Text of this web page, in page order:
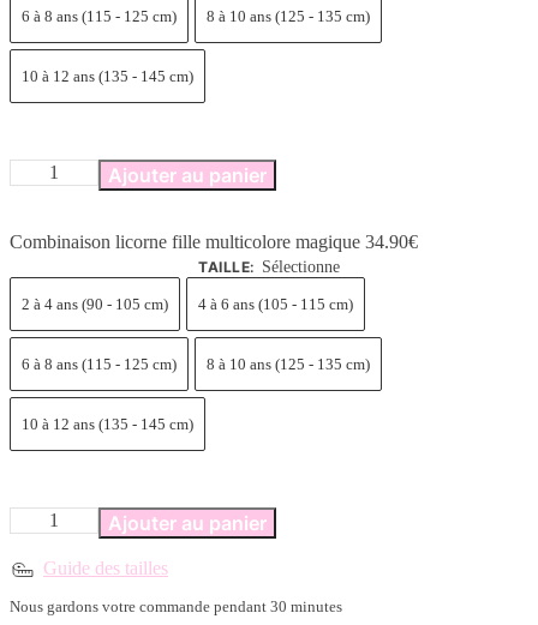
6 à 8 ans (115 - 125 cm) 8 à 10 ans (125 - 135 cm)
10 à 12 ans (135 - 145 cm)
quantité
de
licorne
fille
multicolore
magique
Ajouter au panier
Combinaison licorne fille multicolore magique 34.90€
TAILLE: Sélectionne
2 à 4 ans (90 - 105 cm) 4 à 6 ans (105 - 115 cm)
6 à 8 ans (115 - 125 cm) 8 à 10 ans (125 - 135 cm)
10 à 12 ans (135 - 145 cm)
quantité
de
Combinaison
licorne
fille
Ajouter au panier
Guide des tailles
Nous gardons votre commande pendant 30 minutes